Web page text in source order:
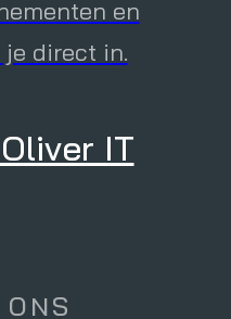
en
direct in.
IT